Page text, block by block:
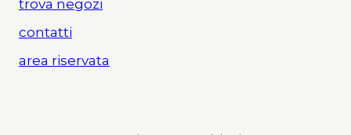
trova negozi
contatti
area riservata